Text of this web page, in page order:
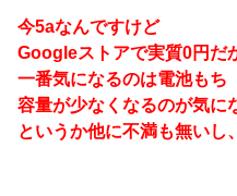
今5aなんですけど
Googleストアで実質0円だ
一番気になるのは電池もち
容量が少なくなるのが気に
というか他に不満も無いし